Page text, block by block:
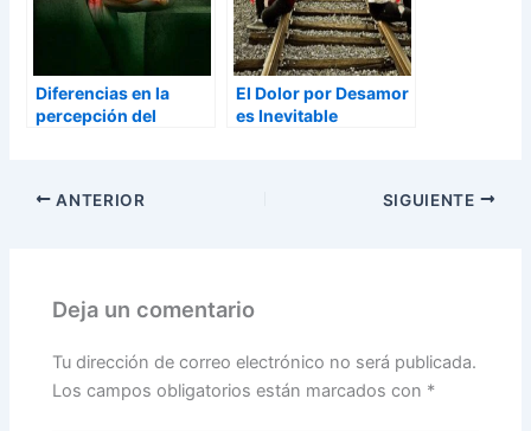
Diferencias en la
percepción del
El Dolor por Desamor
es Inevitable
ANTERIOR SIGUIENTE
Deja un comentario
Tu dirección de correo electrónico no será publicada.
Los campos obligatorios están marcados con *